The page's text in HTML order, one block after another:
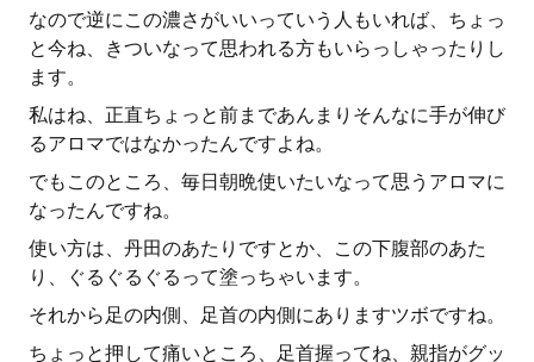
なので逆にこの濃さがいいっていう人もいれば、ちょっ
と今ね、きついなって思われる方もいらっしゃったりし
ます。
私はね、正直ちょっと前まであんまりそんなに手が伸び
るアロマではなかったんですよね。
でもこのところ、毎日朝晩使いたいなって思うアロマに
なったんですね。
使い方は、丹田のあたりですとか、この下腹部のあた
り、ぐるぐるぐるって塗っちゃいます。
それから足の内側、足首の内側にありますツボですね。
ちょっと押して痛いところ、足首握ってね、親指がグッ